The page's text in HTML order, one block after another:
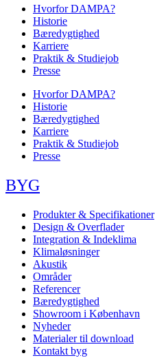
Hvorfor DAMPA?
Historie
Bæredygtighed
Karriere
Praktik & Studiejob
Presse
Hvorfor DAMPA?
Historie
Bæredygtighed
Karriere
Praktik & Studiejob
Presse
BYG
Produkter & Specifikationer
Design & Overflader
Integration & Indeklima
Klimaløsninger
Akustik
Områder
Referencer
Bæredygtighed
Showroom i København
Nyheder
Materialer til download
Kontakt byg